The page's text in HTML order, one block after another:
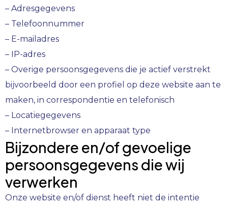
– Adresgegevens
– Telefoonnummer
– E-mailadres
– IP-adres
– Overige persoonsgegevens die je actief verstrekt
bijvoorbeeld door een profiel op deze website aan te
maken, in correspondentie en telefonisch
– Locatiegegevens
– Internetbrowser en apparaat type
Bijzondere en/of gevoelige
persoonsgegevens die wij
verwerken
Onze website en/of dienst heeft niet de intentie